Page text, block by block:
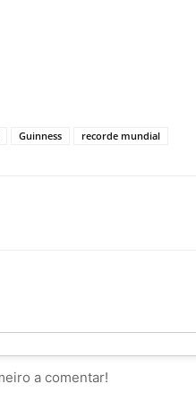
Guinness recorde mundial